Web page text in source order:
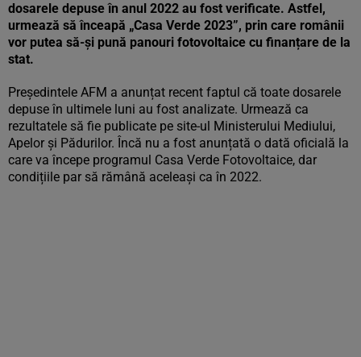
dosarele depuse în anul 2022 au fost verificate. Astfel,
urmează să înceapă „Casa Verde 2023”, prin care românii
vor putea să-și pună panouri fotovoltaice cu finanțare de la
stat.
Președintele AFM a anunțat recent faptul că toate dosarele
depuse în ultimele luni au fost analizate. Urmează ca
rezultatele să fie publicate pe site-ul Ministerului Mediului,
Apelor și Pădurilor. Încă nu a fost anunțată o dată oficială la
care va începe programul Casa Verde Fotovoltaice, dar
condițiile par să rămână aceleași ca în 2022.